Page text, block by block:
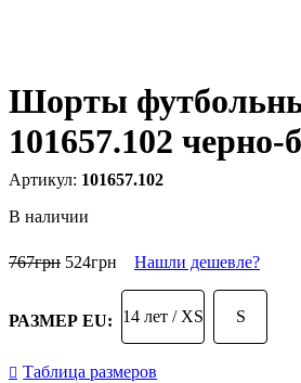
Шорты
101657.102 черно-
101657.102
В наличии
767грн 524грн Нашли дешевле?
РАЗМЕР EU: 14 лет / XS S
Таблица размеров